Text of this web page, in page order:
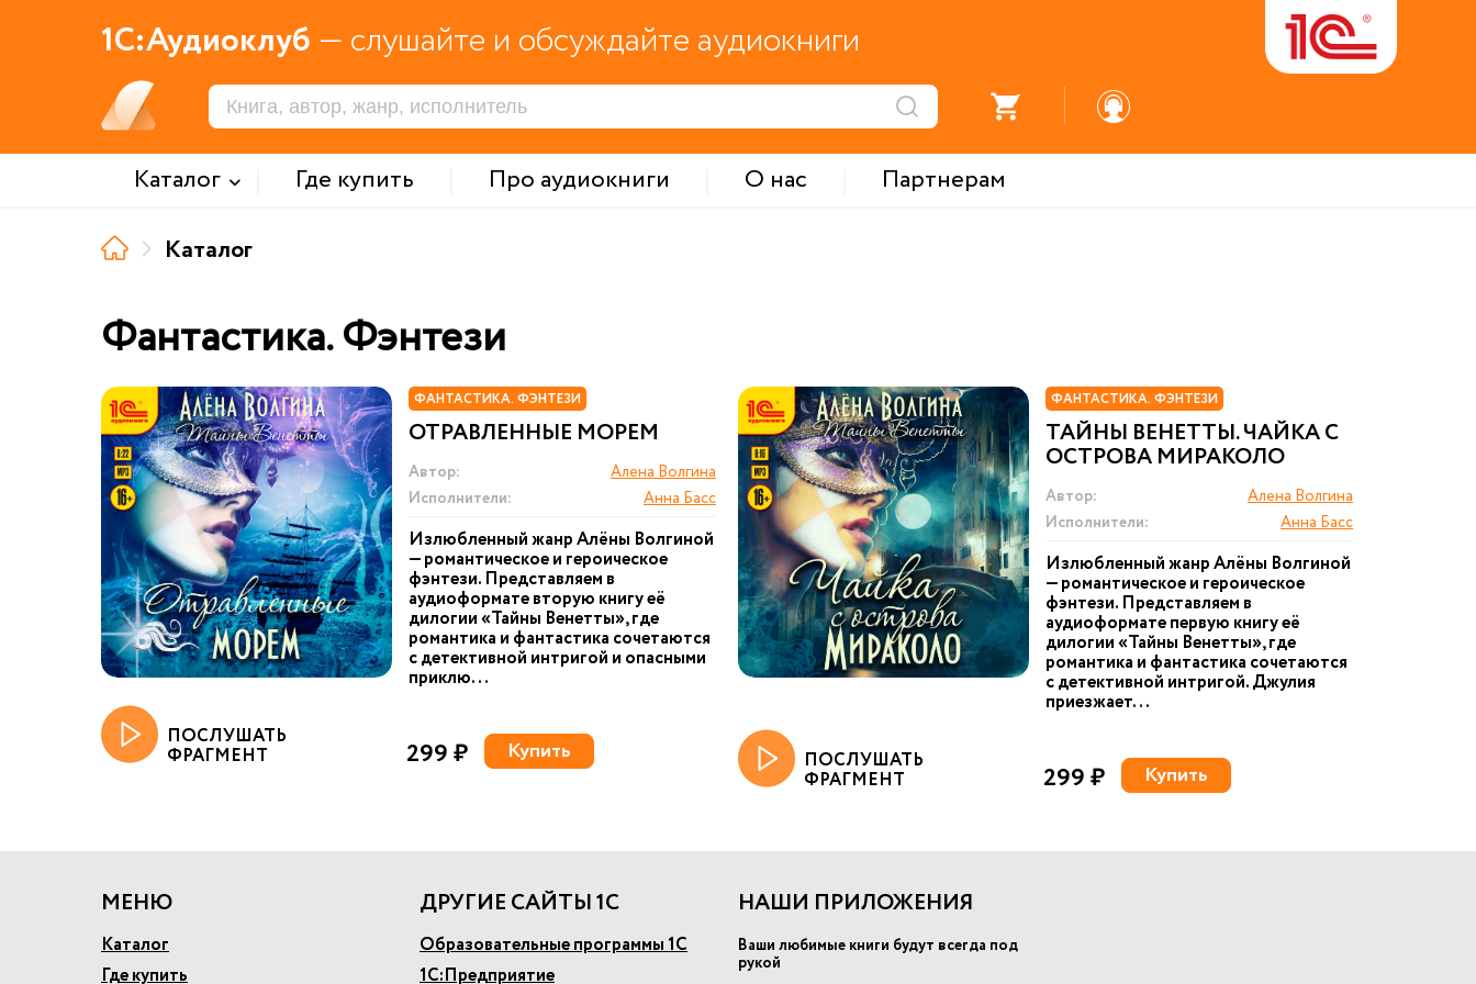
1С:Аудиоклуб — слушайте и обсуждайте аудиокниги
Каталог Где купить Про аудиокниги О нас
Партнерам
Каталог
Фантастика. Фэнтези
ФАНТАСТИКА. ФЭНТЕЗИ
ОТРАВЛЕННЫЕ МОРЕМ
Автор:
Алена Волгина
Исполнители:
Анна Басс
Излюбленный жанр Алёны Волгиной
— романтическое и героическое
фэнтези. Представляем в
аудиоформате вторую книгу её
дилогии «Тайны Венетты», где
романтика и фантастика сочетаются
с детективной интригой и опасными
приклю...
ПОСЛУШАТЬ
ФРАГМЕНТ 299 ₽ Купить
ФАНТАСТИКА. ФЭНТЕЗИ
ТАЙНЫ ВЕНЕТТЫ. ЧАЙКА С
ОСТРОВА МИРАКОЛО
Автор:
Алена Волгина
Исполнители:
Анна Басс
Излюбленный жанр Алёны Волгиной
— романтическое и героическое
фэнтези. Представляем в
аудиоформате первую книгу её
дилогии «Тайны Венетты», где
романтика и фантастика сочетаются
с детективной интригой. Джулия
приезжает...
ПОСЛУШАТЬ
ФРАГМЕНТ 299 ₽ Купить
МЕНЮ
Каталог
Где купить
ДРУГИЕ САЙТЫ 1С
Образовательные программы 1С
1С:Предприятие
НАШИ ПРИЛОЖЕНИЯ
Ваши любимые книги будут всегда под
рукой